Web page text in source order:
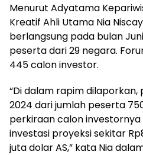
Menurut Adyatama
Kreatif Ahli Utama Nia
berlangsung pada bulan
peserta dari 29 negara.
445 calon investor.
“Di dalam rapim dilaporkan,
2024 dari jumlah peserta
perkiraan calon
investasi proyeksi sekitar
juta dolar AS,” kata Nia